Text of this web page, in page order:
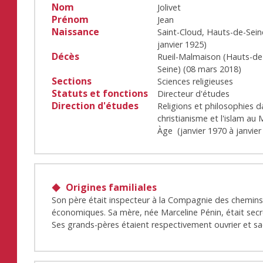
Nom Jolivet
Prénom Jean
Naissance
Saint-Cloud, Hauts-de-
janvier 1925)
Décès
Rueil-Malmaison (Hauts-
Seine) (08 mars 2018)
Sections Sciences religieuses
Statuts et fonctions Directeur d'études
Direction d'études
Religions et philosophies
christianisme et l'islam au
Àge (janvier 1970 à
Origines familiales
Son père était inspecteur à la Compagnie des
économiques. Sa mère, née Marceline Pénin, était
Ses grands-pères étaient respectivement ouvrier et